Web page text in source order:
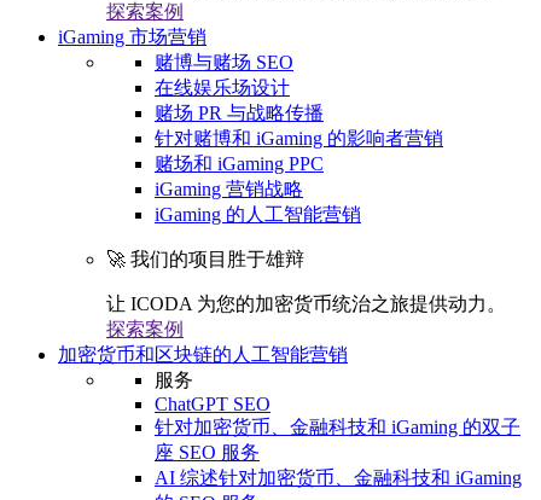
探索案例
iGaming 市场营销
赌博与赌场 SEO
在线娱乐场设计
赌场 PR 与战略传播
针对赌博和 iGaming 的影响者营销
赌场和 iGaming PPC
iGaming 营销战略
iGaming 的人工智能营销
🚀 我们的项目胜于雄辩
让 ICODA 为您的加密货币统治之旅提供动力。
探索案例
加密货币和区块链的人工智能营销
服务
ChatGPT SEO
针对加密货币、金融科技和 iGaming 的双子
座 SEO 服务
AI 综述针对加密货币、金融科技和 iGaming